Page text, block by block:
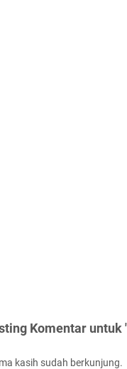
Komentar untuk
kasih sudah berkunjung.